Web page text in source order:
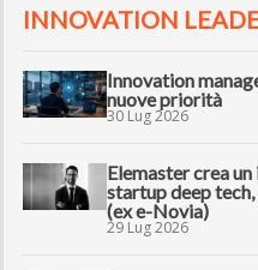
INNOVATION
Innovation
nuove priorità
30 Lug 2026
Elemaster crea
startup deep
(ex e-Novia)
29 Lug 2026